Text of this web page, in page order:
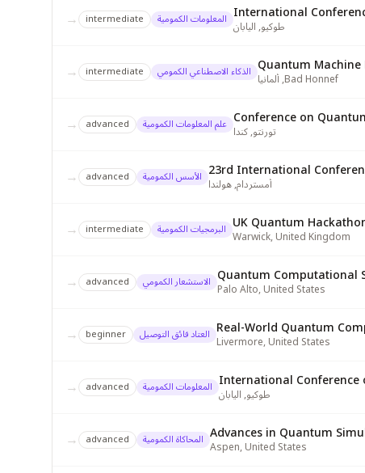
International
طوكيو,اليابان المعلومات الكمومية intermediate
→
Quantum Machine
Bad Honnef
,ألمانيا الذكاء الاصطناعي الكمومي intermediate
→
Conference on
تورنتو,كندا علم المعلومات الكمومية advanced
→
23rd International
أمستردام,هولندا الأسس الكمومية advanced
→
UK Quantum
Warwick,United Kingdom البرمجيات الكمومية intermediate
→
Quantum Computational
Palo Alto,United States الاستشعار الكمومي advanced
→
Livermore,United States العتاد فائق التوصيل beginner
→
International
طوكيو,اليابان المعلومات الكمومية advanced
→
Advances in Quantum
Aspen,United States المحاكاة الكمومية advanced
→